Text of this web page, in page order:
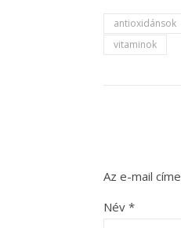
antioxidánsok
vitaminok
Az e-mail
Név *